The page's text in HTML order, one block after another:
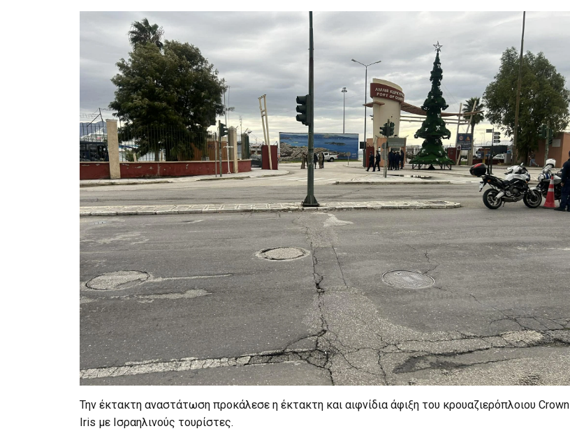
Την έκτακτη αναστάτωση προκάλεσε η έκτακτη και αιφνίδια άφιξη του κρουαζιερόπλοιου Crown
Iris με Ισραηλινούς τουρίστες.